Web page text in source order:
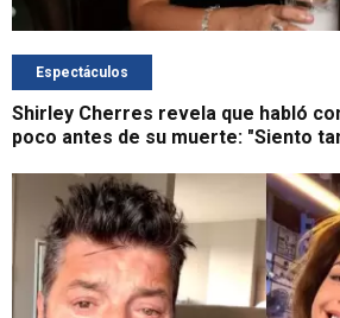
Espectáculos
Shirley Cherres revela que habló
poco antes de su muerte: "Siento